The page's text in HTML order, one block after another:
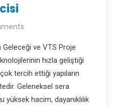
Geleceği ve VTS Proje
hızla geliştiği
tercih ettiği yapıların
Geleneksel sera
hacim, dayanıklılık